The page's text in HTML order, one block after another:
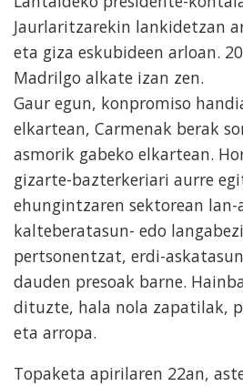
Jaurlaritzarekin lankidetzan
eta giza eskubideen arloan.
Madrilgo alkate izan zen.
Gaur egun, konpromiso
elkartean, Carmenak berak
asmorik gabeko elkartean.
gizarte-bazterkeriari aurre
ehungintzaren sektorean
kalteberatasun- edo
pertsonentzat, erdi-
dauden presoak barne.
dituzte, hala nola zapatilak,
eta arropa.
Topaketa apirilaren 22an,